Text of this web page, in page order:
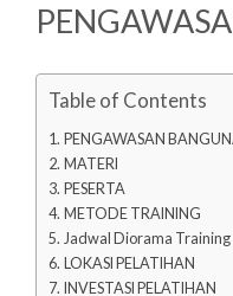
Table of Contents
PENGAWASAN
MATERI
PESERTA
METODE TRAINING
Jadwal Diorama Training
LOKASI PELATIHAN
INVESTASI PELATIHAN